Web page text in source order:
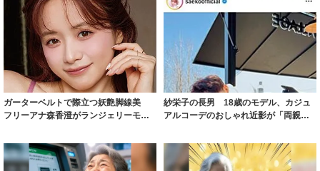
ガーターベルトで際立つ妖艶脚線美
フリーアナ森香澄がランジェリーモデ
紗栄子の長男 18歳のモデル、カジュ
アルコーデのおしゃれ近影が「両親の